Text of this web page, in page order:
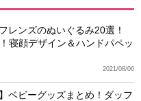
レンズのぬいぐるみ20選！
寝顔デザイン＆ハンドパペッ
2021/08/06
ベビーグッズまとめ！ダッフ